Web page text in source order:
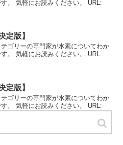
。 気軽にお読みください。 URL:
定版】
ゴリーの専門家が水素についてわか
。 気軽にお読みください。 URL:
定版】
ゴリーの専門家が水素についてわか
。 気軽にお読みください。 URL: